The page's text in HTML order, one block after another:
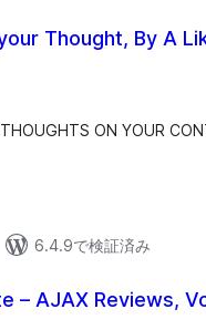
Thought, By A
ON YOUR
6.4.9で検証済み
– AJAX Reviews,